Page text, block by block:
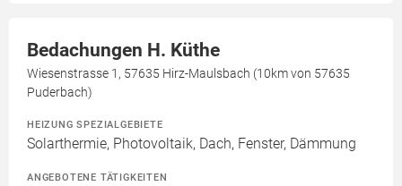
Bedachungen H. Küthe
Wiesenstrasse 1, 57635 Hirz-Maulsbach (10km von 57635
Puderbach)
HEIZUNG SPEZIALGEBIETE
Solarthermie, Photovoltaik, Dach, Fenster, Dämmung
ANGEBOTENE TÄTIGKEITEN